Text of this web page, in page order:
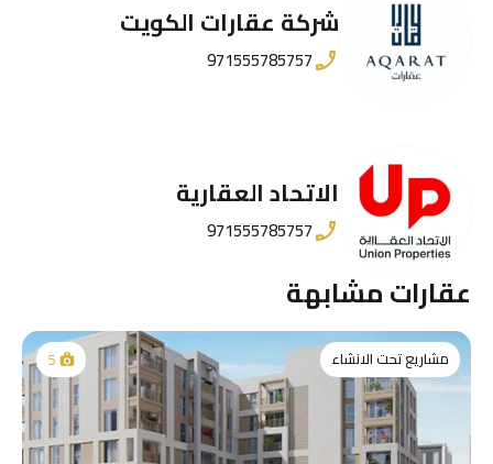
شركة عقارات الكويت
971555785757
الاتحاد العقارية
971555785757
عقارات مشابهة
مشاريع تحت الانشاء 5